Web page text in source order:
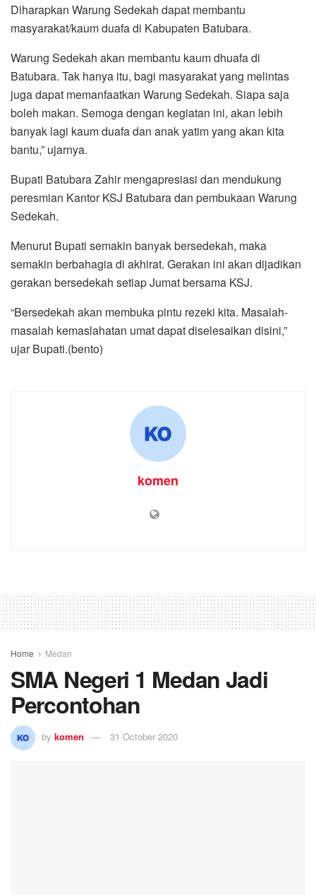
Diharapkan Warung Sedekah dapat membantu
masyarakat/kaum duafa di Kabupaten Batubara.
Warung Sedekah akan membantu kaum dhuafa di
Batubara. Tak hanya itu, bagi masyarakat yang melintas
juga dapat memanfaatkan Warung Sedekah. Siapa saja
boleh makan. Semoga dengan kegiatan ini, akan lebih
banyak lagi kaum duafa dan anak yatim yang akan kita
bantu,” ujarnya.
Bupati Batubara Zahir mengapresiasi dan mendukung
peresmian Kantor KSJ Batubara dan pembukaan Warung
Sedekah.
Menurut Bupati semakin banyak bersedekah, maka
semakin berbahagia di akhirat. Gerakan ini akan dijadikan
gerakan bersedekah setiap Jumat bersama KSJ.
“Bersedekah akan membuka pintu rezeki kita. Masalah-
masalah kemaslahatan umat dapat diselesaikan disini,”
ujar Bupati.(bento)
komen
Home Medan
SMA Negeri 1 Medan Jadi
Percontohan
by komen 31 October 2020